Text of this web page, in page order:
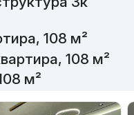
108 м²
108 м²
м²